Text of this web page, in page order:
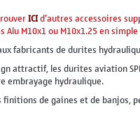
ICId'autres accessoires
M10x1 ou M10x1.25 en
fabricants de durites
attractif, les durites aviation
embrayage hydraulique.
finitions de gaines et de